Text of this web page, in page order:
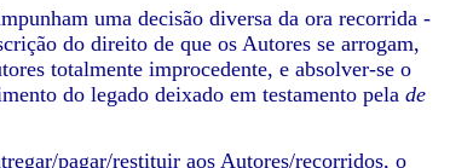
uma decisão diversa da ora recorrida -
do direito de que os Autores se arrogam,
totalmente improcedente, e absolver-se o
do legado deixado em testamento pela de
pagar/restituir aos Autores/recorridos, o